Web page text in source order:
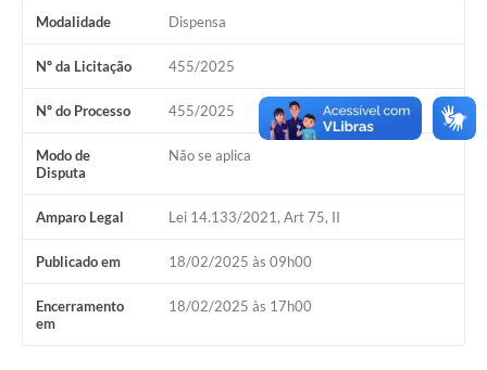
Ouvidoria
Links
Serviços Online
Modalidade Dispensa
Nº da Licitação 455/2025
Nº do Processo 455/2025
Modo de
Disputa
Não se aplica
Amparo Legal Lei 14.133/2021, Art 75, II
Publicado em 18/02/2025 às 09h00
Encerramento
em
18/02/2025 às 17h00